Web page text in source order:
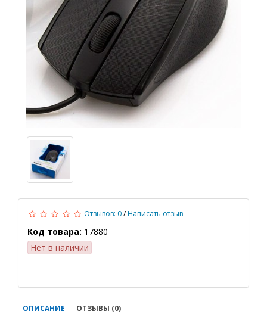
Отзывов: 0/Написать отзыв
Код товара: 17880
Нет в наличии
ОПИСАНИЕ ОТЗЫВЫ (0)